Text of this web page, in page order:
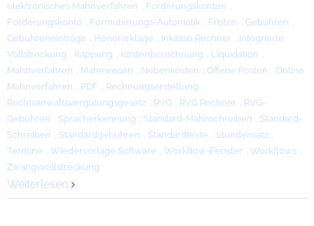
elektronisches Mahnverfahren , Forderungskonten ,
Forderungskonto , Formulierungs-Automatik , Fristen , Gebühren ,
Gebühreneinträge , Honorarklage , Inkasso Rechner , integrierte
Vollstreckung , Kappung , Kostenberechnung , Liquidation ,
Mahnverfahren , Mahnwesen , Nebenkosten , Offene Posten , Online
Mahnverfahren , PDF , Rechnungserstellung ,
Rechtsanwaltsvergütungsgesetz , RVG , RVG Rechner , RVG-
Gebühren , Spracherkennung , Standard-Mahnschreiben , Standard-
Schreiben , Standardgebühren , Standardtexte , Stundensatz ,
Termine , Wiedervorlage Software , Workflow-Fenster , Workflows ,
Zwangsvollstreckung
Weiterlesen